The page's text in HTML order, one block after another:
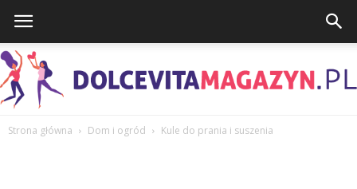
Strona główna Dom i ogród Kule do prania i suszenia